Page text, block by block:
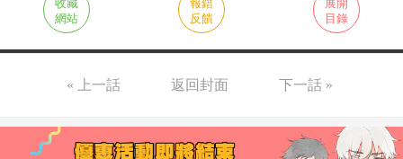
收藏
網站
報錯
反饋
展開
目錄
« 上一話 返回封面 下一話 »